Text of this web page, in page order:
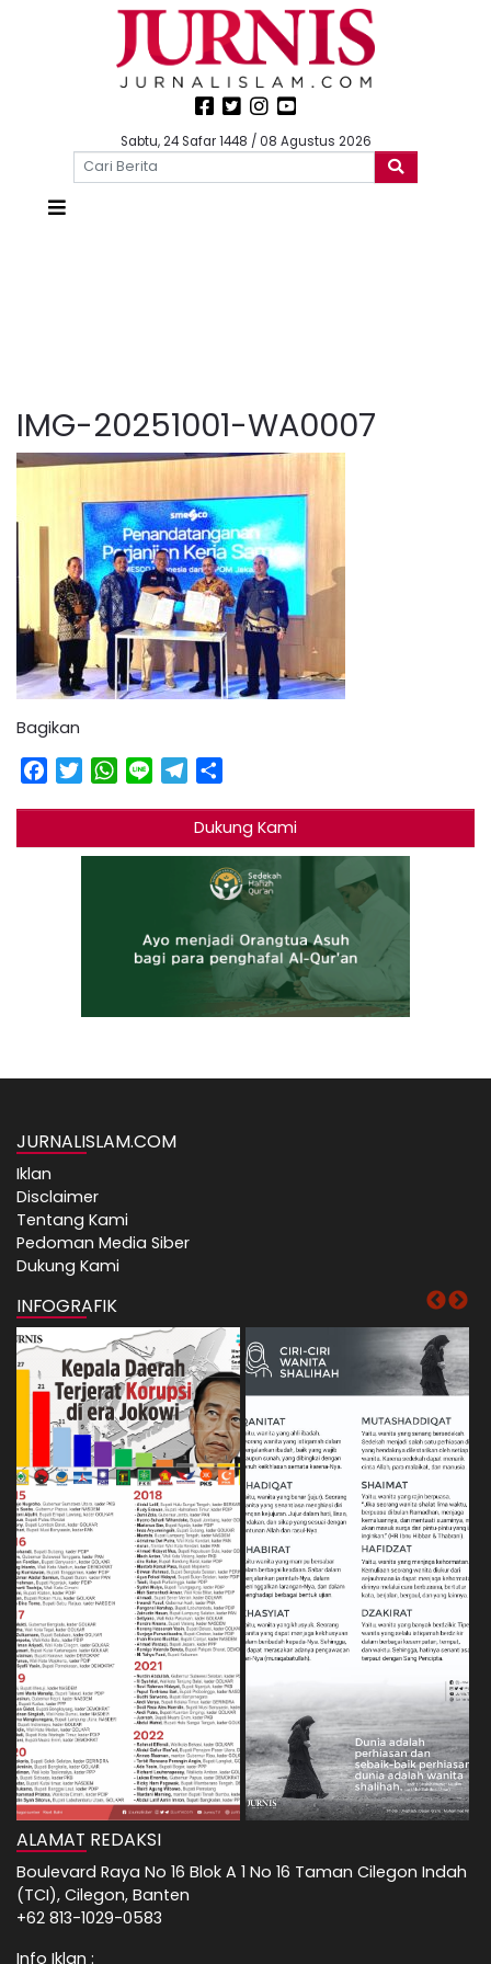
Sabtu, 24 Safar 1448 / 08 Agustus 2026
IMG-20251001-WA0007
Bagikan
Facebook
TwitterWhatsApp
Line Telegram
Dukung Kami
JURNALISLAM.COM
Iklan
Disclaimer
Tentang Kami
Pedoman Media Siber
Dukung Kami
INFOGRAFIK
ALAMAT REDAKSI
Boulevard Raya No 16 Blok A 1 No 16 Taman Cilegon Indah
(TCI), Cilegon, Banten
+62 813-1029-0583
Info Iklan :